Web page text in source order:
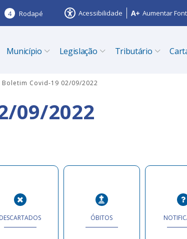
4 Rodapé Acessibilidade Aumentar
Município Legislação Tributário
Boletim Covid-19 02/09/2022
09/2022
DESCARTADOS ÓBITOS